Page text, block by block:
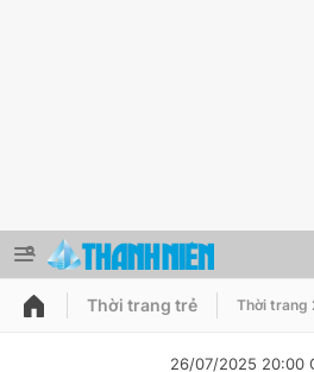
PODCAST QUẢNG CÁO
Thời trang trẻ Thời trang
26/07/2025 20:00